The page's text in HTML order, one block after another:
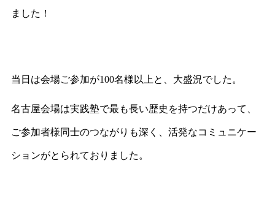
ました！
当日は会場ご参加が100名様以上と、大盛況でした。
名古屋会場は実践塾で最も長い歴史を持つだけあって、
ご参加者様同士のつながりも深く、活発なコミュニケー
ションがとられておりました。